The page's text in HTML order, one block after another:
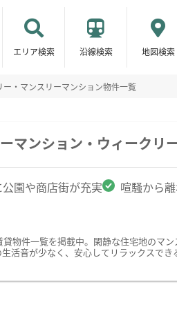
エリア検索 沿線検索 地図検索
・マンスリーマンション物件一覧
マンション・ウィークリ
園や商店街が充実 喧騒から
物件一覧を掲載中。閑静な住宅地のマ
活音が少なく、安心してリラックスで